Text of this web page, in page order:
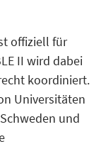
offiziell für
II wird dabei
koordiniert.
Universitäten
und